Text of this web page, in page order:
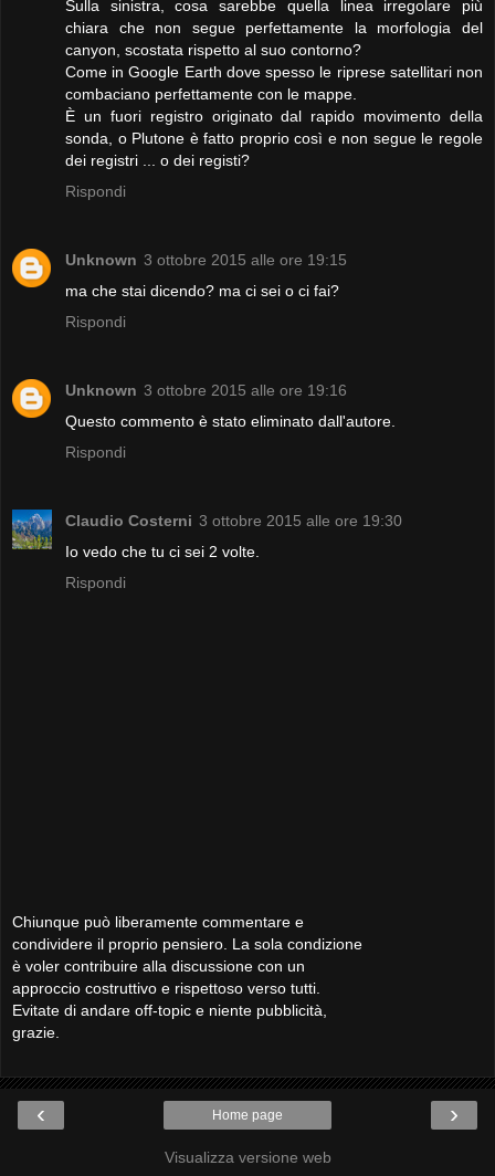
Sulla sinistra, cosa sarebbe quella linea irregolare più
chiara che non segue perfettamente la morfologia del
canyon, scostata rispetto al suo contorno?
Come in Google Earth dove spesso le riprese satellitari non
combaciano perfettamente con le mappe.
È un fuori registro originato dal rapido movimento della
sonda, o Plutone è fatto proprio così e non segue le regole
dei registri ... o dei registi?
Rispondi
Unknown 3 ottobre 2015 alle ore 19:15
ma che stai dicendo? ma ci sei o ci fai?
Rispondi
Unknown 3 ottobre 2015 alle ore 19:16
Questo commento è stato eliminato dall'autore.
Rispondi
Claudio Costerni 3 ottobre 2015 alle ore 19:30
Io vedo che tu ci sei 2 volte.
Rispondi
Chiunque può liberamente commentare e
condividere il proprio pensiero. La sola condizione
è voler contribuire alla discussione con un
approccio costruttivo e rispettoso verso tutti.
Evitate di andare off-topic e niente pubblicità,
grazie.
‹ ›
Home page
Visualizza versione web